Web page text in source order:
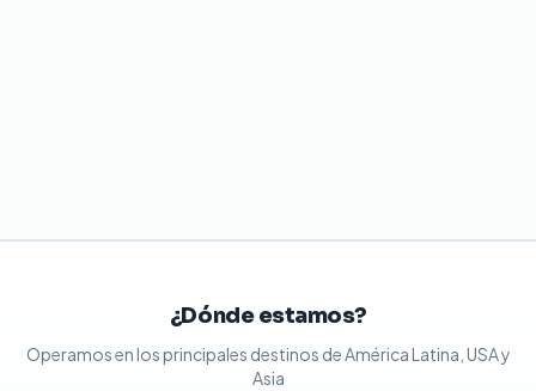
¿Dónde estamos?
Operamos en los principales destinos de América Latina, USA y
Asia